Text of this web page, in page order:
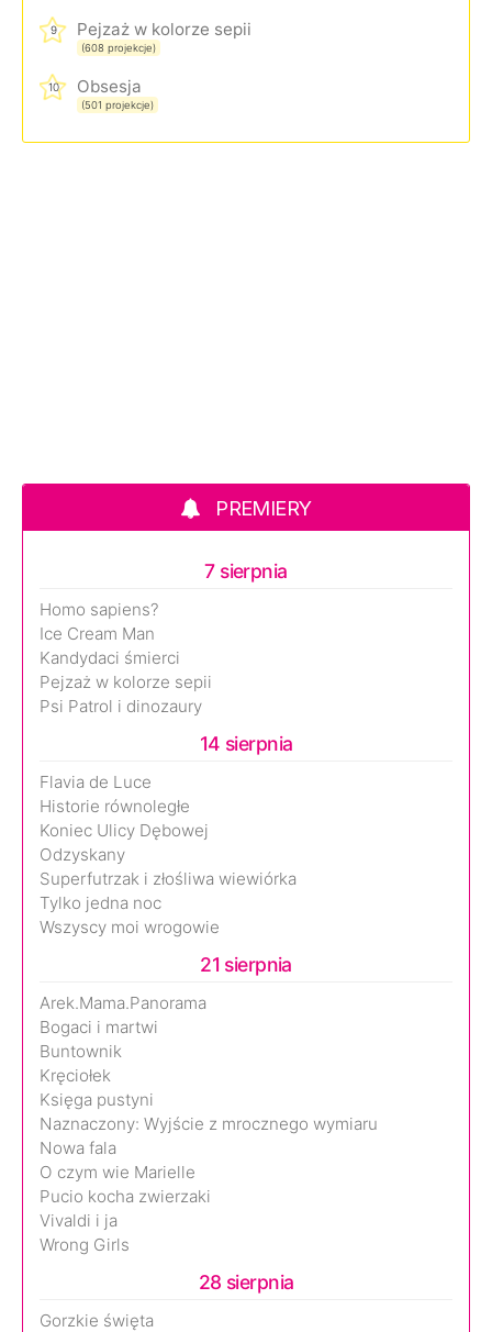
9 Pejzaż w kolorze sepii
(608 projekcje)
10 Obsesja
(501 projekcje)
PREMIERY
7 sierpnia
Homo sapiens?
Ice Cream Man
Kandydaci śmierci
Pejzaż w kolorze sepii
Psi Patrol i dinozaury
14 sierpnia
Flavia de Luce
Historie równoległe
Koniec Ulicy Dębowej
Odzyskany
Superfutrzak i złośliwa wiewiórka
Tylko jedna noc
Wszyscy moi wrogowie
21 sierpnia
Arek.Mama.Panorama
Bogaci i martwi
Buntownik
Kręciołek
Księga pustyni
Naznaczony: Wyjście z mrocznego wymiaru
Nowa fala
O czym wie Marielle
Pucio kocha zwierzaki
Vivaldi i ja
Wrong Girls
28 sierpnia
Gorzkie święta